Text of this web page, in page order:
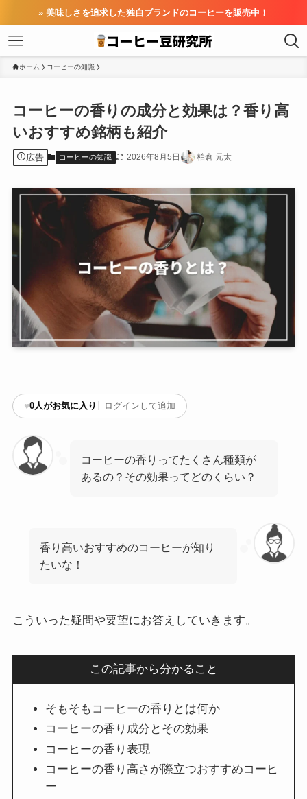
» 美味しさを追求した独自ブランドのコーヒーを販売中！
ホーム コーヒーの知識
コーヒーの香りの成分と効果は？香り高
いおすすめ銘柄も紹介
広告 コーヒーの知識 2026年8月5日 柏倉 元太
♥0人がお気に入り ログインして追加
コーヒーの香りってたくさん種類が
あるの？その効果ってどのくらい？
香り高いおすすめのコーヒーが知り
たいな！
こういった疑問や要望にお答えしていきます。
この記事から分かること
そもそもコーヒーの香りとは何か
コーヒーの香り成分とその効果
コーヒーの香り表現
コーヒーの香り高さが際立つおすすめコーヒ
ー